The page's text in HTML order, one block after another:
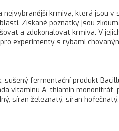
krmiva, která jsou v
Získané poznatky jsou
a zdokonalovat krmiva. V
experimenty s rybami
sušený fermentační produkt
vitaminu A, thiamin mononitrát,
síran železnatý, síran